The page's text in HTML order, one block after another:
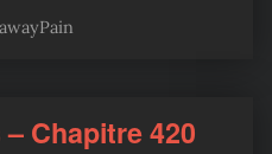
Chapitre 420